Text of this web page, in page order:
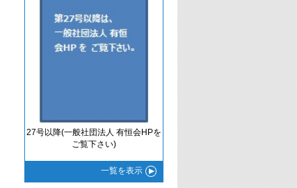
27号以降(一般社団法人 有恒会HPを
ご覧下さい)
一覧を表示